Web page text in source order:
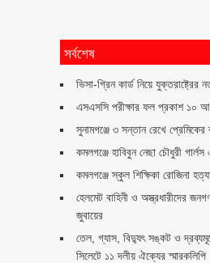
সর্বশেষ
ভিসা-গ্রিন কার্ড নিয়ে যুক্তরাষ্ট্রের
এসএসসি পরীক্ষার ফল প্রকাশ ১০
সুনামগঞ্জে ৩ সন্তান রেখে
কমলগঞ্জে হাবিবুন নেছা চৌধুরী গার্লস
কমলগঞ্জে স্কুল শিক্ষিকা রোজিনা
হেলমেট বাহিনী ও অস্ত্রধারীদের
জুবায়ের
তেল, গ্যাস, বিদ্যুৎ সঙ্কট ও
সিলেটে ১১ দলীয় ঐক্যের স্মারকলিপি